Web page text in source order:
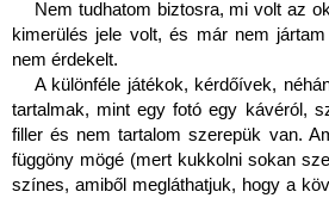
Nem tudhatom biztosra, mi volt az
kimerülés jele volt, és már nem
nem érdekelt.
A különféle játékok, kérdőívek,
tartalmak, mint egy fotó egy kávéról,
filler és nem tartalom szerepük van.
függöny mögé (mert kukkolni sokan
színes, amiből megláthatjuk, hogy a